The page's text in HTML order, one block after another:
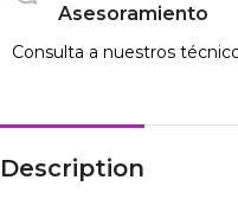
Asesoramiento
Consulta a nuestros
Description